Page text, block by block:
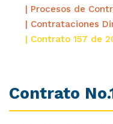
| Procesos de
| Contrataciones
| Contrato 157 de
Contrato